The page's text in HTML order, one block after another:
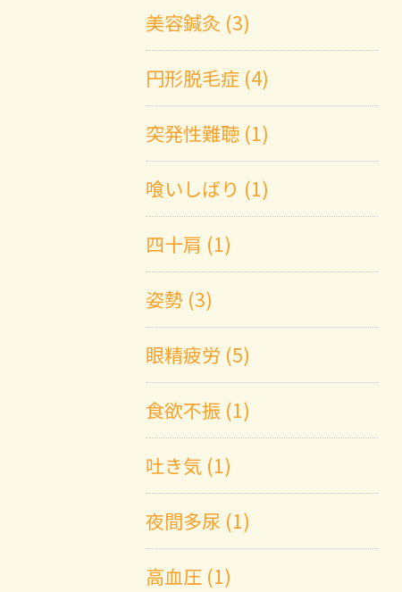
美容鍼灸 (3)
円形脱毛症 (4)
突発性難聴 (1)
喰いしばり (1)
四十肩 (1)
姿勢 (3)
眼精疲労 (5)
食欲不振 (1)
吐き気 (1)
夜間多尿 (1)
高血圧 (1)